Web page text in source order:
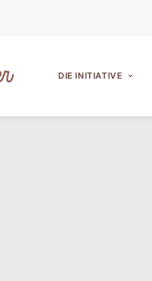
DIE INITIATIVE